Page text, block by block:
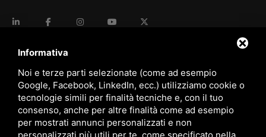
language ITALIANO
download Catalogo Stima
download Politica qualità e sicurezza
Informativa
Noi e terze parti selezionate (come ad esempio
Google, Facebook, LinkedIn, ecc.) utilizziamo cookie o
tecnologie simili per finalità tecniche e, con il tuo
consenso, anche per altre finalità come ad esempio
per mostrati annunci personalizzati e non